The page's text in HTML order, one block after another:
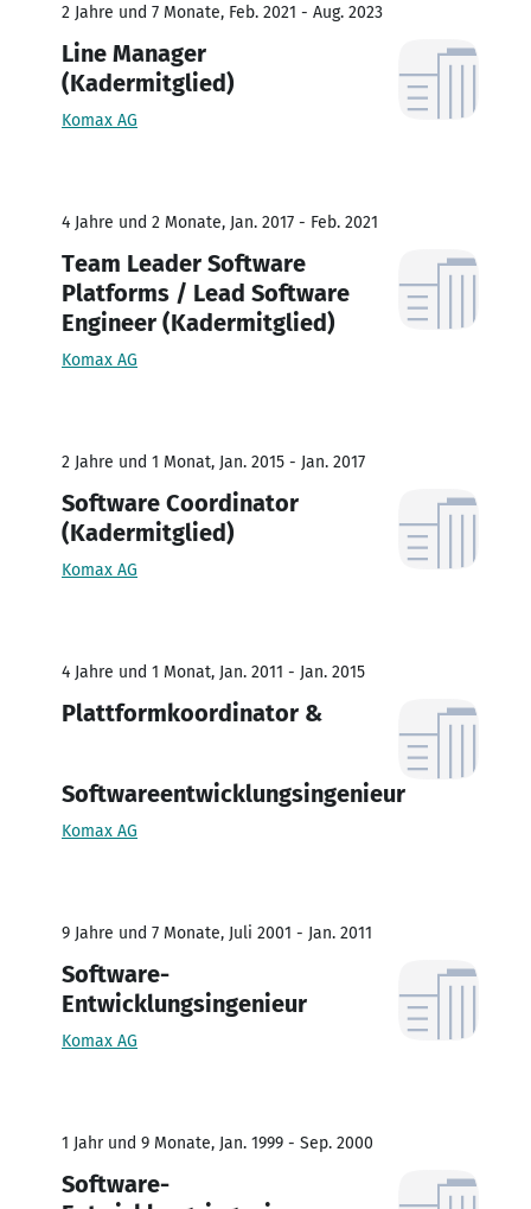
2 Jahre und 7 Monate, Feb. 2021 - Aug. 2023
Line Manager
(Kadermitglied)
Komax AG
4 Jahre und 2 Monate, Jan. 2017 - Feb. 2021
Team Leader Software
Platforms / Lead Software
Engineer (Kadermitglied)
Komax AG
2 Jahre und 1 Monat, Jan. 2015 - Jan. 2017
Software Coordinator
(Kadermitglied)
Komax AG
4 Jahre und 1 Monat, Jan. 2011 - Jan. 2015
Plattformkoordinator &
Softwareentwicklungsingenieur
Komax AG
9 Jahre und 7 Monate, Juli 2001 - Jan. 2011
Software-
Entwicklungsingenieur
Komax AG
1 Jahr und 9 Monate, Jan. 1999 - Sep. 2000
Software-